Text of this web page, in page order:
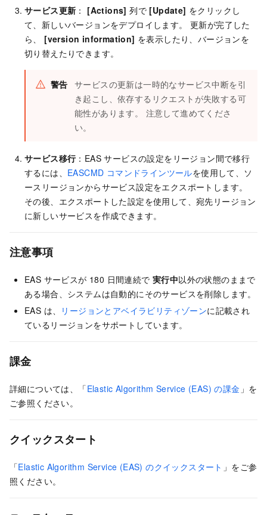
サービス更新 ： [Actions] 列で [Update] をクリックし
て、新しいバージョンをデプロイします。 更新が完了した
ら、 [version information] を表示したり、バージョンを
切り替えたりできます。
警告 サービスの更新は一時的なサービス中断を引
き起こし、依存するリクエストが失敗する可
能性があります。 注意して進めてくださ
い。
サービス移行：EAS サービスの設定をリージョン間で移行
するには、 EASCMD コマンドラインツールを使用して、ソ
ースリージョンからサービス設定をエクスポートします。
その後、エクスポートした設定を使用して、宛先リージョン
に新しいサービスを作成できます。
注意事項
EAS サービスが 180 日間連続で 実行中以外の状態のままで
ある場合、システムは自動的にそのサービスを削除します。
EAS は、 リージョンとアベイラビリティゾーンに記載され
ているリージョンをサポートしています。
課金
詳細については、「Elastic Algorithm Service (EAS) の課金 」を
ご参照ください。
クイックスタート
「Elastic Algorithm Service (EAS) のクイックスタート 」をご参
照ください。